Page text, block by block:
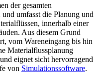
der gesamten
umfasst die Planung und
innerhalb einer
Aus diesem Grund
vom Wareneingang bis hin
Materialflussplanung
eignet sicht hervorragend
von Simulationssoftware.